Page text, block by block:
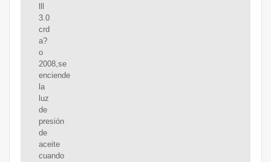
3.0
crd
a?
o
2008,se
enciende
la
luz
de
presión
de
aceite
cuando